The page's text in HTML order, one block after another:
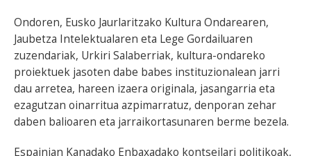
Ondoren, Eusko Jaurlaritzako Kultura Ondarearen,
Jaubetza Intelektualaren eta Lege Gordailuaren
zuzendariak, Urkiri Salaberriak, kultura-ondareko
proiektuek jasoten dabe babes instituzionalean jarri
dau arretea, hareen izaera originala, jasangarria eta
ezagutzan oinarritua azpimarratuz, denporan zehar
daben balioaren eta jarraikortasunaren berme bezela.
Espainian Kanadako Enbaxadako kontseilari politikoak,